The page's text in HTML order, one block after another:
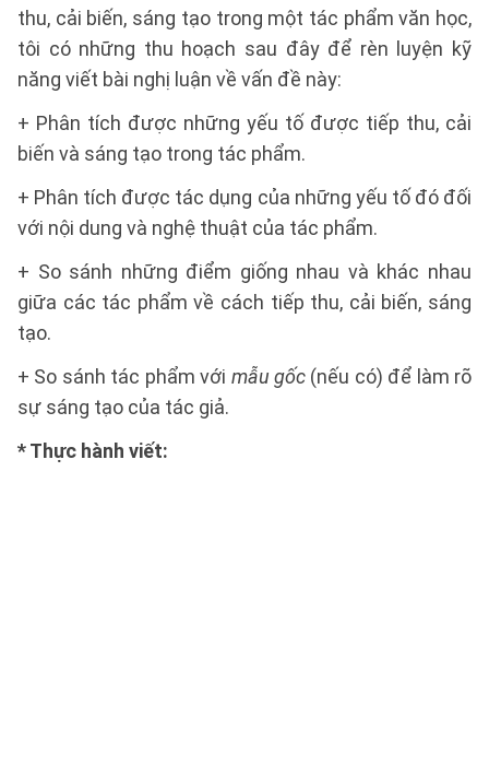
thu, cải biến, sáng tạo trong một tác phẩm văn học,
tôi có những thu hoạch sau đây để rèn luyện kỹ
năng viết bài nghị luận về vấn đề này:
+ Phân tích được những yếu tố được tiếp thu, cải
biến và sáng tạo trong tác phẩm.
+ Phân tích được tác dụng của những yếu tố đó đối
với nội dung và nghệ thuật của tác phẩm.
+ So sánh những điểm giống nhau và khác nhau
giữa các tác phẩm về cách tiếp thu, cải biến, sáng
tạo.
+ So sánh tác phẩm với mẫu gốc(nếu có) để làm rõ
sự sáng tạo của tác giả.
* Thực hành viết: